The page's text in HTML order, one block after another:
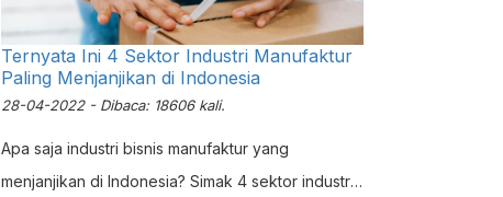
Ternyata Ini 4 Sektor Industri Manufaktur
Paling Menjanjikan di Indonesia
28-04-2022 - Dibaca: 18606 kali.
Apa saja industri bisnis manufaktur yang
menjanjikan di Indonesia? Simak 4 sektor industri